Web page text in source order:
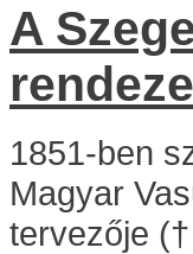
A
1851-ben
Magyar
tervezője